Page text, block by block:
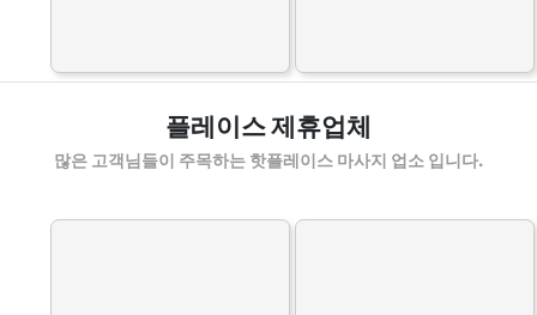
플레이스 제휴업체
많은 고객님들이 주목하는 핫플레이스 마사지 업소 입니다.